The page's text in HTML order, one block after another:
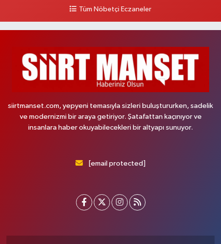
Tüm Nöbetçi Eczaneler
siirtmanset.com, yepyeni temasıyla sizleri buluştururken, sadelik
ve modernizmi bir araya getiriyor. Şatafattan kaçınıyor ve
insanlara haber okuyabilecekleri bir altyapı sunuyor.
[email protected]